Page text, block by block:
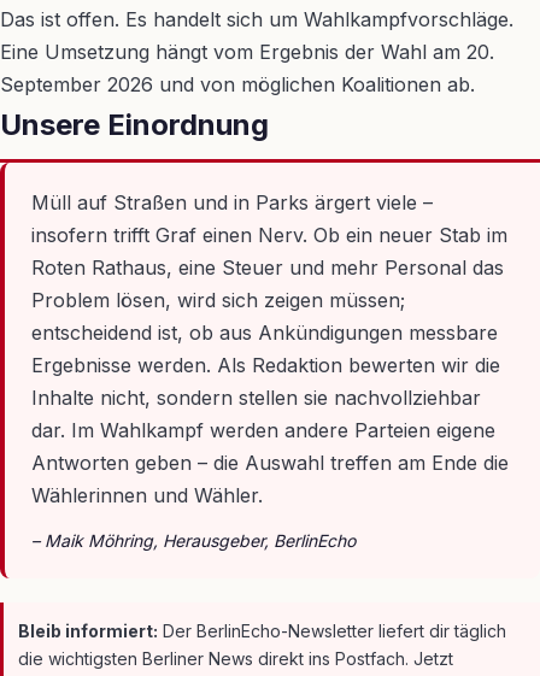
Das ist offen. Es handelt sich um Wahlkampfvorschläge.
Eine Umsetzung hängt vom Ergebnis der Wahl am 20.
September 2026 und von möglichen Koalitionen ab.
Unsere Einordnung
Müll auf Straßen und in Parks ärgert viele –
insofern trifft Graf einen Nerv. Ob ein neuer Stab im
Roten Rathaus, eine Steuer und mehr Personal das
Problem lösen, wird sich zeigen müssen;
entscheidend ist, ob aus Ankündigungen messbare
Ergebnisse werden. Als Redaktion bewerten wir die
Inhalte nicht, sondern stellen sie nachvollziehbar
dar. Im Wahlkampf werden andere Parteien eigene
Antworten geben – die Auswahl treffen am Ende die
Wählerinnen und Wähler.
– Maik Möhring, Herausgeber, BerlinEcho
Bleib informiert: Der BerlinEcho-Newsletter liefert dir täglich
die wichtigsten Berliner News direkt ins Postfach. Jetzt